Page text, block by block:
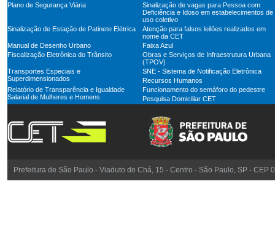
Plano de Segurança Viária
Sinalização de vagas para Pessoa com
Deficiência e Idoso em estabelecimentos de
uso coletivo
Sinalização de Estação de Patinete Elétrica
Atenção para falsos leilões realizados em
nome da CET
Manual de Desenho Urbano
Faixa Azul
Fiscalização Eletrônica do Trânsito
Obras e Serviços de Infraestrutura Urbana
(TPOV)
Transportes Especiais e
Superdimensionados
SNE - Sistema de Notificação Eletrônica
Recursos Humanos
Relatório de Transparência e Igualdade
Salarial de Mulheres e Homens
Funcionamento do semáforo do pedestre
Pesquisa Domiciliar CET
Prefeitura de São Paulo - Viaduto do Chá, 15 - Centro - São Paulo, SP - CEP